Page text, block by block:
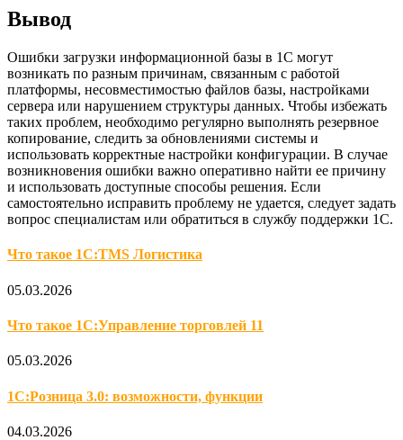
Вывод
Ошибки загрузки информационной базы в 1С могут
возникать по разным причинам, связанным с работой
платформы, несовместимостью файлов базы, настройками
сервера или нарушением структуры данных. Чтобы избежать
таких проблем, необходимо регулярно выполнять резервное
копирование, следить за обновлениями системы и
использовать корректные настройки конфигурации. В случае
возникновения ошибки важно оперативно найти ее причину
и использовать доступные способы решения. Если
самостоятельно исправить проблему не удается, следует задать
вопрос специалистам или обратиться в службу поддержки 1С.
Что такое 1С:TMS Логистика
05.03.2026
Что такое 1С:Управление торговлей 11
05.03.2026
1С:Розница 3.0: возможности, функции
04.03.2026